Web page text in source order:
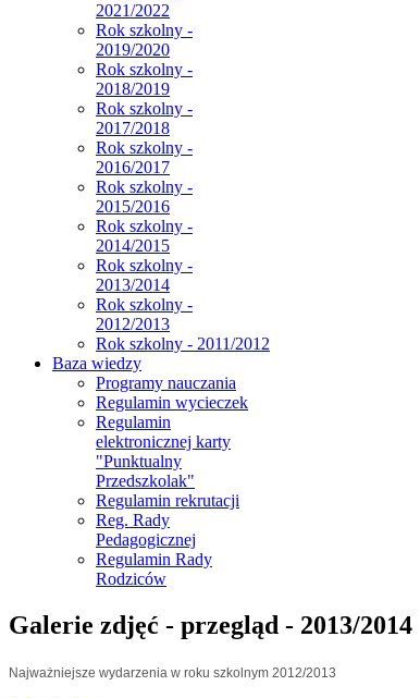
2021/2022
Rok szkolny -
2019/2020
Rok szkolny -
2018/2019
Rok szkolny -
2017/2018
Rok szkolny -
2016/2017
Rok szkolny -
2015/2016
Rok szkolny -
2014/2015
Rok szkolny -
2013/2014
Rok szkolny -
2012/2013
Rok szkolny - 2011/2012
Baza wiedzy
Programy nauczania
Regulamin wycieczek
Regulamin
elektronicznej karty
"Punktualny
Przedszkolak"
Regulamin rekrutacji
Reg. Rady
Pedagogicznej
Regulamin Rady
Rodziców
Galerie zdjęć - przegląd - 2013/2014
Najważniejsze wydarzenia w roku szkolnym 2012/2013